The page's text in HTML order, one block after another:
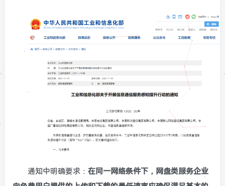
通知中明确要求： 在同一网络条件下，网盘类服务企业